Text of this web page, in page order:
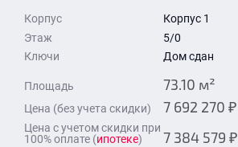
Корпус
Корпус 1
Этаж
5/0
Ключи
Дом сдан
Площадь 73.10 м²
Цена (без учета скидки) 7 692 270 ₽
Цена с учетом скидки при
100% оплате (ипотеке) 7 384 579 ₽
Время для звонка
Отправить